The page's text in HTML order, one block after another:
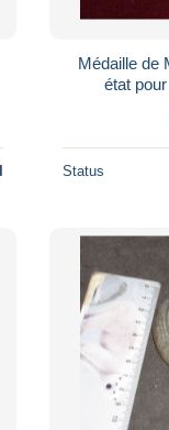
Médaille de
état
Status